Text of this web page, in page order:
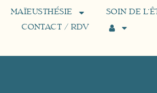
MAÏEUSTHÉSIE SOIN DE
CONTACT / RDV